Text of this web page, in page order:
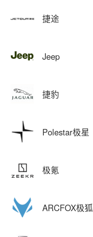
捷途
Jeep
捷豹
Polestar极星
极氪
ARCFOX极狐